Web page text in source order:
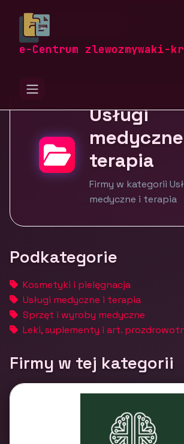
e-Centrum zlewozmywaki-
zlewozmywaki-krosch.pl
Usługi medyczne i terapia
Usługi
terapia
Firmy w kategorii
medyczne i terapia
Podkategorie
Kosmetyki i pielęgnacja
Usługi medyczne i terapia
Sprzęt i wyroby medyczne
Leki, suplementy i art.
Firmy w tej kategorii